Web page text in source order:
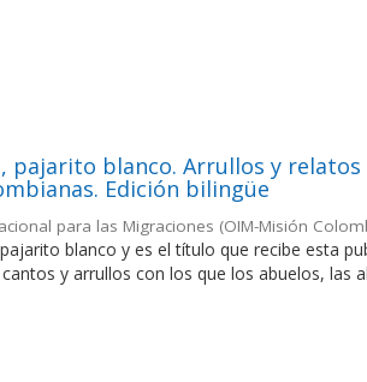
pajarito blanco. Arrullos y relatos
Edición bilingüe
para las Migraciones (OIM-Misión
blanco y es el título que recibe esta
y arrullos con los que los abuelos, las